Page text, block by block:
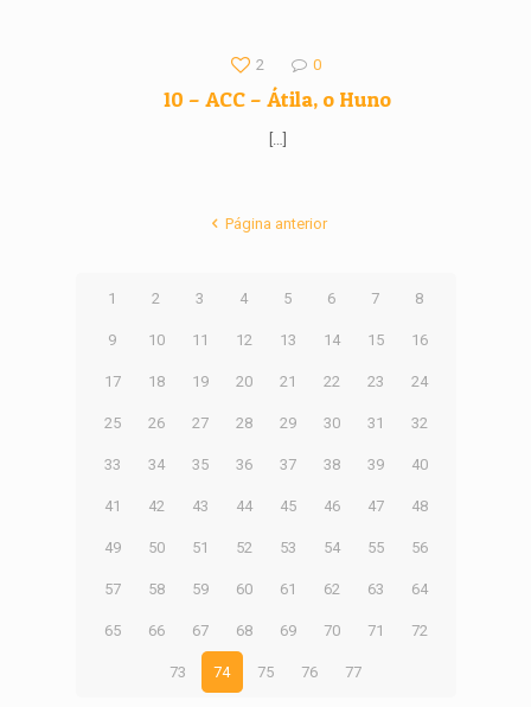
2 0
10 – ACC – Átila, o Huno
[…]
Página anterior
1 2 3 4 5 6 7 8
9 10 11 12 13 14 15 16
17 18 19 20 21 22 23 24
25 26 27 28 29 30 31 32
33 34 35 36 37 38 39 40
41 42 43 44 45 46 47 48
49 50 51 52 53 54 55 56
57 58 59 60 61 62 63 64
65 66 67 68 69 70 71 72
73 74 75 76 77